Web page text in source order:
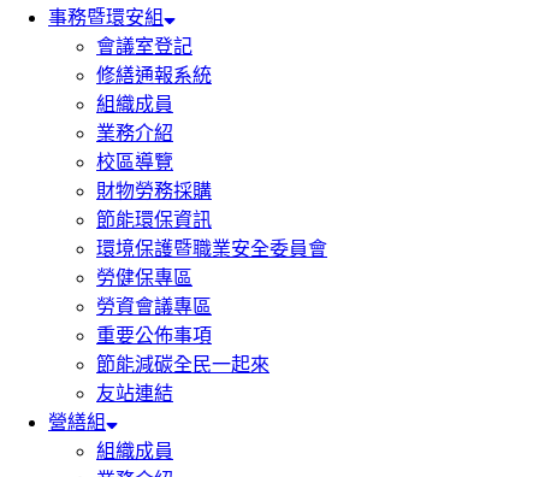
事務暨環安組
會議室登記
修繕通報系統
組織成員
業務介紹
校區導覽
財物勞務採購
節能環保資訊
環境保護暨職業安全委員會
勞健保專區
勞資會議專區
重要公佈事項
節能減碳全民一起來
友站連結
營繕組
組織成員